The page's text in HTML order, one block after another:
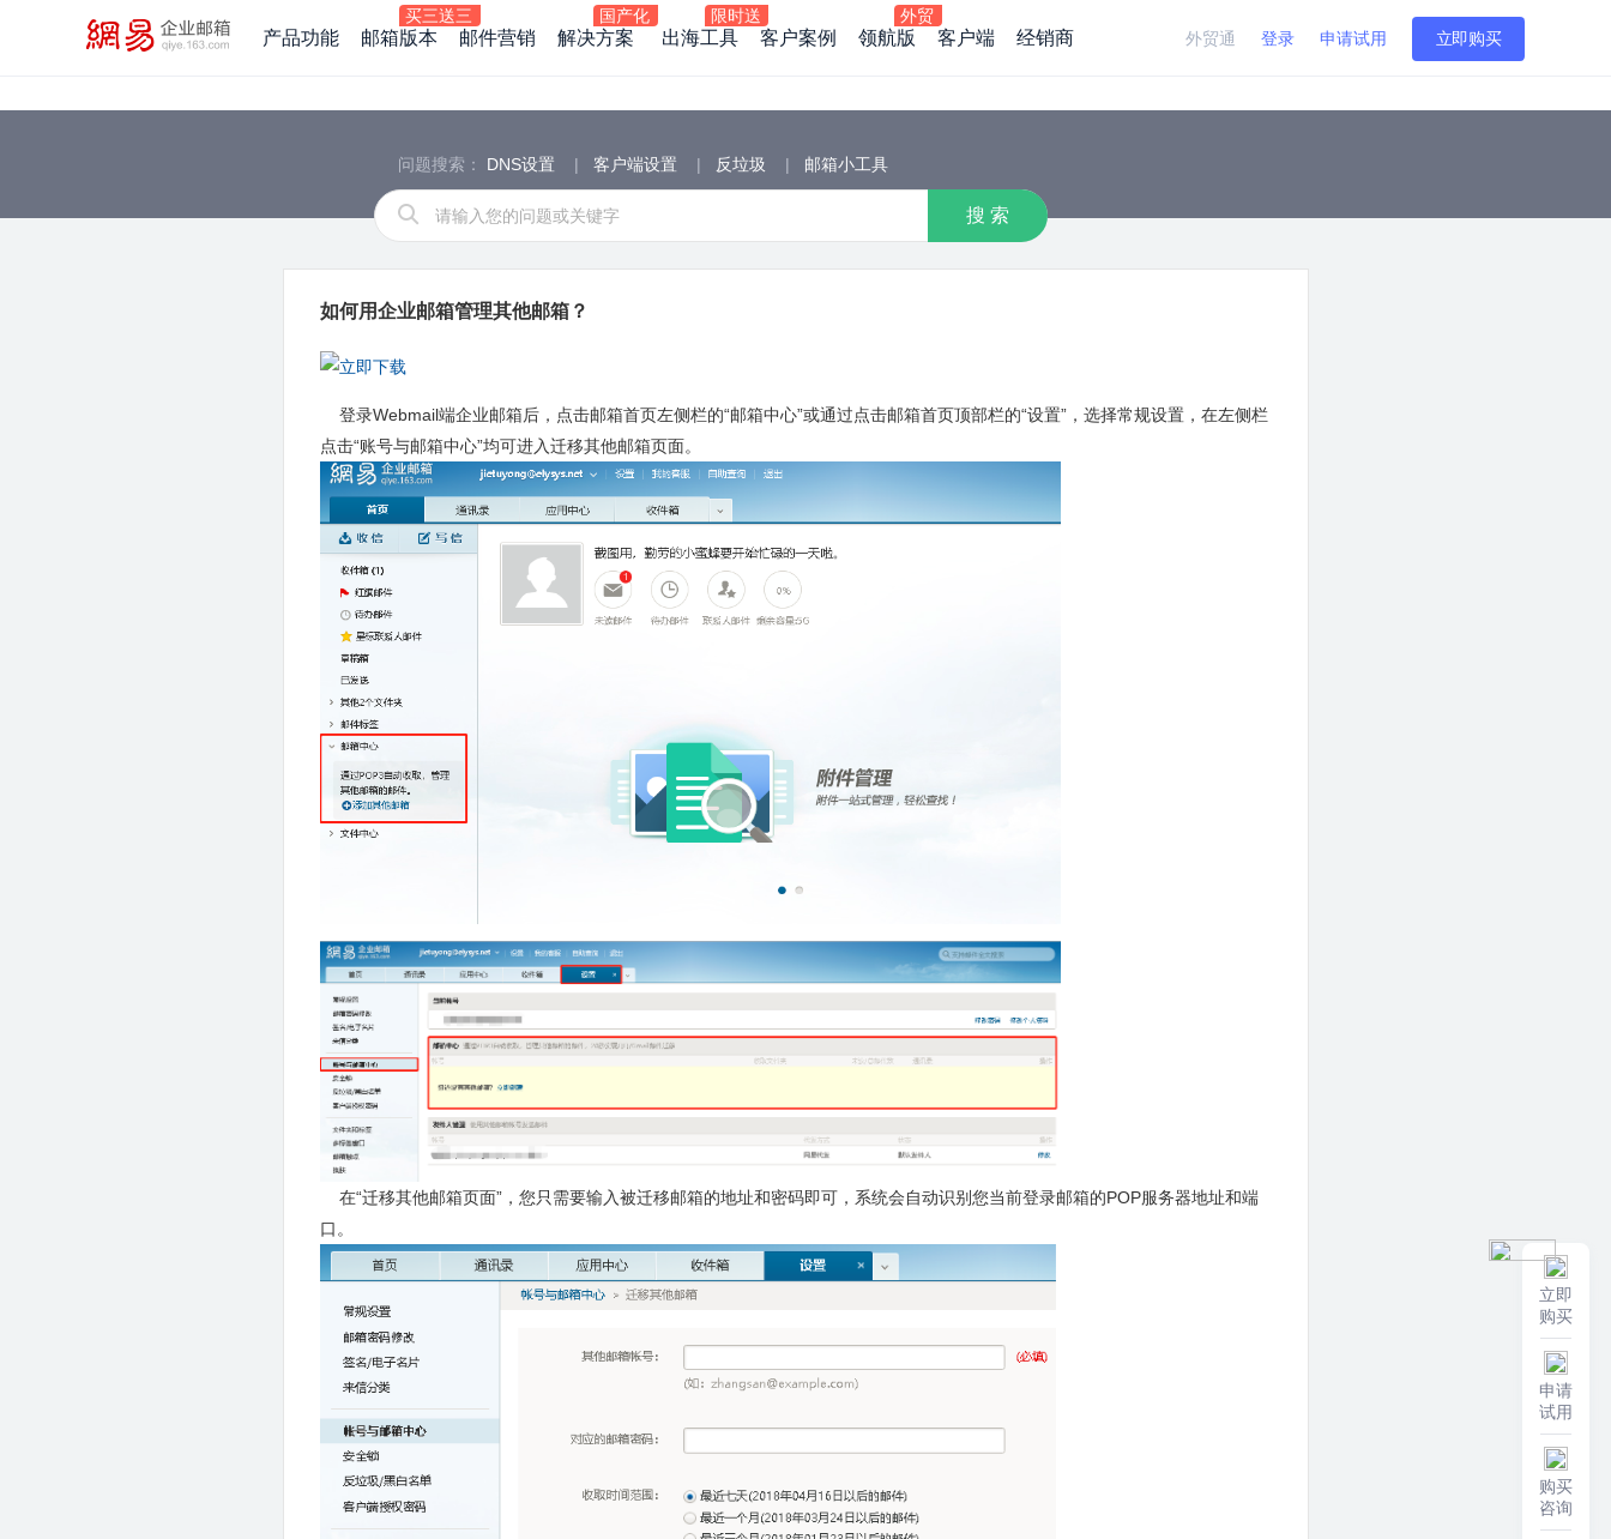
产品功能 邮箱版本 邮件营销 解决方案 出海工具 客户案例 领航版 客户端 经销商 外贸通 登录 申请试用 立即购买
问题搜索： DNS设置 | 客户端设置 | 反垃圾 | 邮箱小工具
如何用企业邮箱管理其他邮箱？
登录Webmail端企业邮箱后，点击邮箱首页左侧栏的“邮箱中心”或通过点击邮箱首页顶部栏的“设置”，选择常规设置，在左侧栏
点击“账号与邮箱中心”均可进入迁移其他邮箱页面。
在“迁移其他邮箱页面”，您只需要输入被迁移邮箱的地址和密码即可，系统会自动识别您当前登录邮箱的POP服务器地址和端
口。
立即
购买
申请
试用
购买
咨询